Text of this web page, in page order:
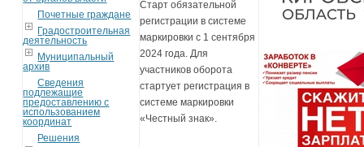
Почетные граждане
Градостроительная
деятельность
Муниципальный
архив
Сведения
подлежащие
предоставлению с
использованием
координат
Решения
Старт обязательной
регистрации в системе
маркировки с 1 сентября
2024 года. Для
участников оборота
стартует регистрация в
системе маркировки
«Честный знак».